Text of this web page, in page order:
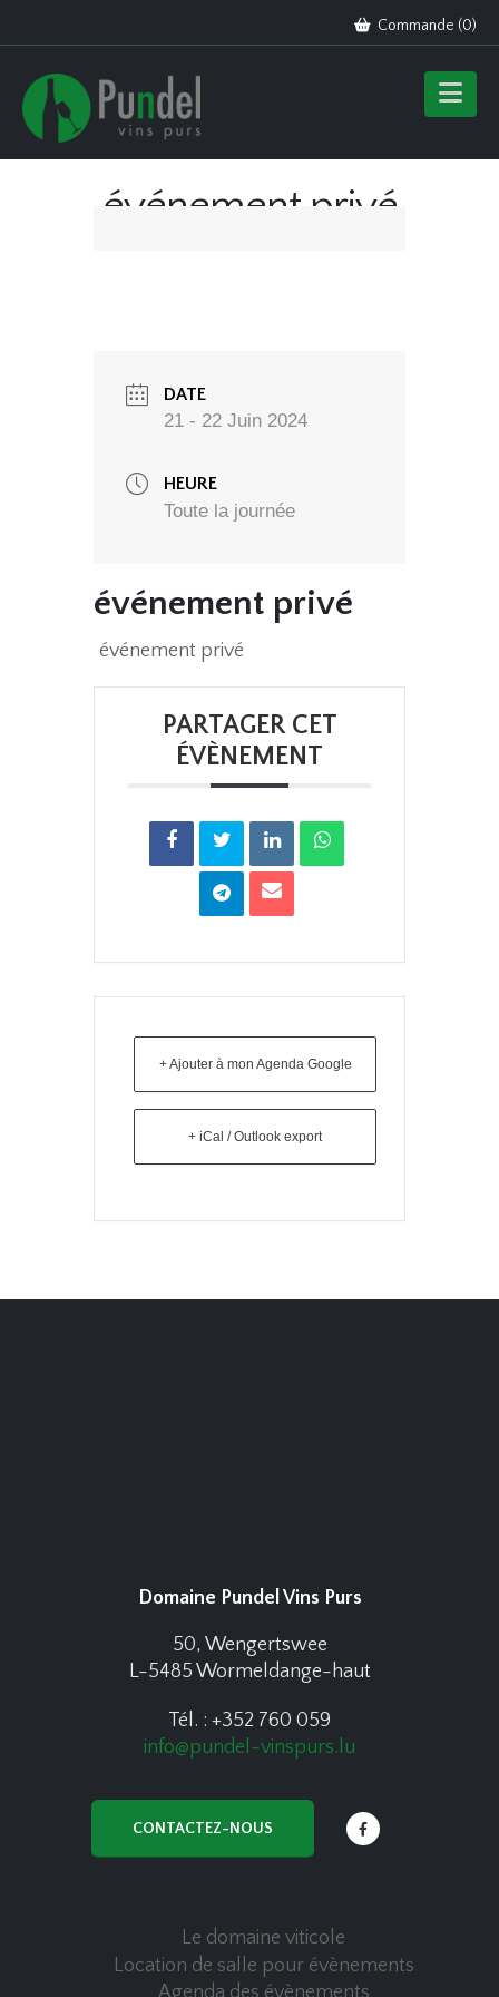
Commande (0)
événement privé
DATE
21 - 22 Juin 2024
HEURE
Toute la journée
événement privé
événement privé
PARTAGER CET
ÉVÈNEMENT
+ Ajouter à mon Agenda Google
+ iCal / Outlook export
Domaine Pundel Vins Purs
50, Wengertswee
L-5485 Wormeldange-haut
Tél. : +352 760 059
info@pundel-vinspurs.lu
CONTACTEZ-NOUS
Le domaine viticole
Location de salle pour évènements